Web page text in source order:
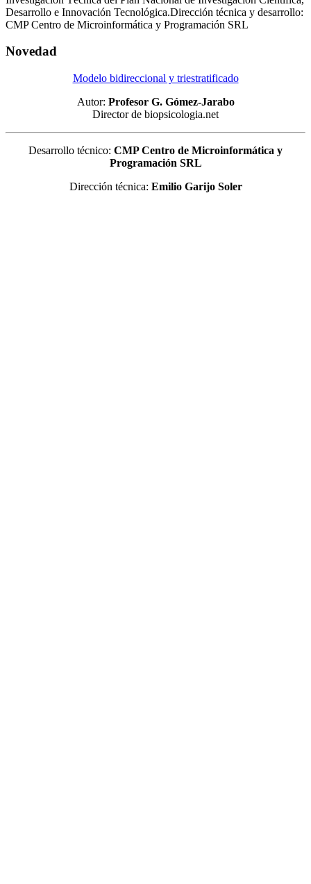
Desarrollo e Innovación Tecnológica.Dirección técnica y desarrollo:
CMP Centro de Microinformática y Programación SRL
Novedad
Modelo bidireccional y triestratificado
Autor: Profesor G. Gómez-Jarabo
Director de biopsicologia.net
Desarrollo técnico: CMP Centro de Microinformática y
Programación SRL
Dirección técnica: Emilio Garijo Soler